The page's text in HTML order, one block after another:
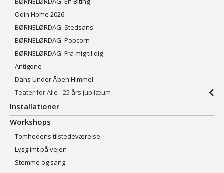
Odin Home 2026
BØRNELØRDAG: Stedsans
BØRNELØRDAG: Popcorn
BØRNELØRDAG: Fra mig til dig
Antigone
Dans Under Åben Himmel
Teater for Alle - 25 års jubilæum
Installationer
Workshops
Tomhedens tilstedeværelse
Lysglimt på vejen
Stemme og sang